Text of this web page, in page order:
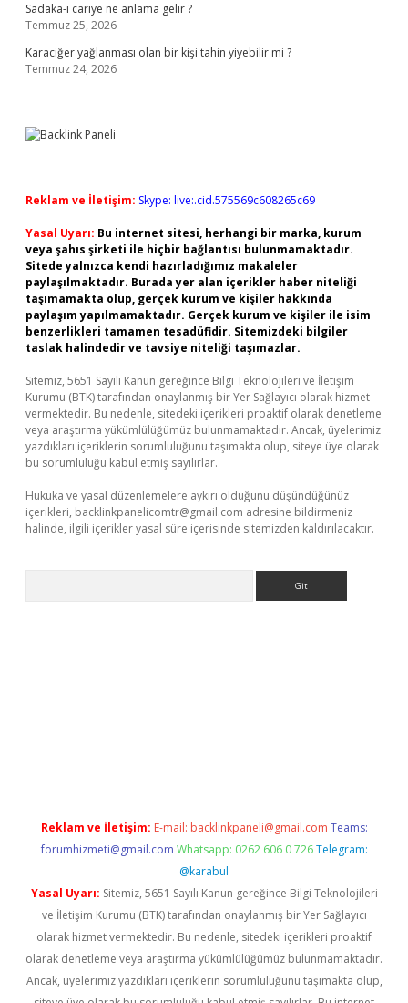
Sadaka-i cariye ne anlama gelir ?
Temmuz 25, 2026
Karaciğer yağlanması olan bir kişi tahin yiyebilir mi ?
Temmuz 24, 2026
Reklam ve İletişim: Skype: live:.cid.575569c608265c69
Yasal Uyarı: Bu internet sitesi, herhangi bir marka, kurum
veya şahıs şirketi ile hiçbir bağlantısı bulunmamaktadır.
Sitede yalnızca kendi hazırladığımız makaleler
paylaşılmaktadır. Burada yer alan içerikler haber niteliği
taşımamakta olup, gerçek kurum ve kişiler hakkında
paylaşım yapılmamaktadır. Gerçek kurum ve kişiler ile isim
benzerlikleri tamamen tesadüfidir. Sitemizdeki bilgiler
taslak halindedir ve tavsiye niteliği taşımazlar.
Sitemiz, 5651 Sayılı Kanun gereğince Bilgi Teknolojileri ve İletişim
Kurumu (BTK) tarafından onaylanmış bir Yer Sağlayıcı olarak hizmet
vermektedir. Bu nedenle, sitedeki içerikleri proaktif olarak denetleme
veya araştırma yükümlülüğümüz bulunmamaktadır. Ancak, üyelerimiz
yazdıkları içeriklerin sorumluluğunu taşımakta olup, siteye üye olarak
bu sorumluluğu kabul etmiş sayılırlar.
Hukuka ve yasal düzenlemelere aykırı olduğunu düşündüğünüz
içerikleri, backlinkpanelicomtr@gmail.com adresine bildirmeniz
halinde, ilgili içerikler yasal süre içerisinde sitemizden kaldırılacaktır.
Reklam ve İletişim: E-mail: backlinkpaneli@gmail.com Teams:
forumhizmeti@gmail.com Whatsapp: 0262 606 0 726 Telegram:
@karabul
Yasal Uyarı: Sitemiz, 5651 Sayılı Kanun gereğince Bilgi Teknolojileri
ve İletişim Kurumu (BTK) tarafından onaylanmış bir Yer Sağlayıcı
olarak hizmet vermektedir. Bu nedenle, sitedeki içerikleri proaktif
olarak denetleme veya araştırma yükümlülüğümüz bulunmamaktadır.
Ancak, üyelerimiz yazdıkları içeriklerin sorumluluğunu taşımakta olup,